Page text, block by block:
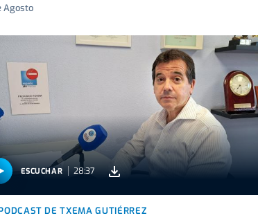
Agosto
ESCUCHAR 28:37
DE TXEMA GUTIÉRREZ